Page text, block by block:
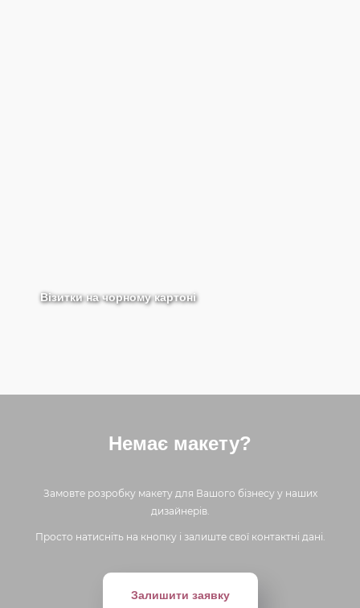
Візитки на чорному картоні
Немає макету?
Замовте розробку макету для Вашого бізнесу у наших
дизайнерів.
Просто натисніть на кнопку і залиште свої контактні дані.
Залишити заявку